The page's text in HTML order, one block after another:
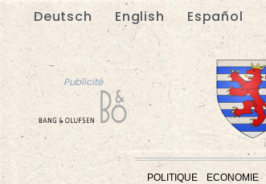
Deutsch English Español
Publicité
POLITIQUE ECONOMIE